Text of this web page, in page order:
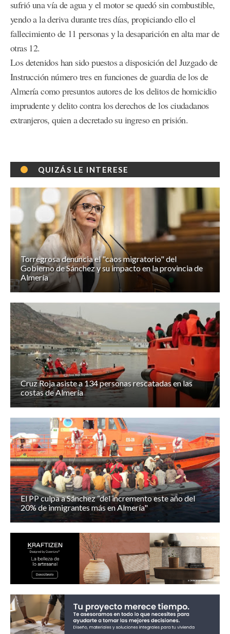
sufrió una vía de agua y el motor se quedó sin combustible,
yendo a la deriva durante tres días, propiciando ello el
fallecimiento de 11 personas y la desaparición en alta mar de
otras 12.
Los detenidos han sido puestos a disposición del Juzgado de
Instrucción número tres en funciones de guardia de los de
Almería como presuntos autores de los delitos de homicidio
imprudente y delito contra los derechos de los ciudadanos
extranjeros, quien a decretado su ingreso en prisión.
QUIZÁS LE INTERESE
Torregrosa denuncia el "caos migratorio" del
Gobierno de Sánchez y su impacto en la provincia de
Almería
Cruz Roja asiste a 134 personas rescatadas en las
costas de Almería
El PP culpa a Sánchez “del incremento este año del
20% de inmigrantes más en Almería"